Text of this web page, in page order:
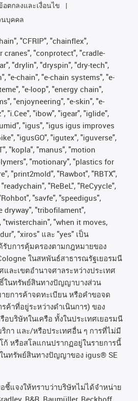
อตกลงและเงื่อนไข
นบุคคล
"CFRIP", "chainflex",
cranes", "conprotect", "cradle-
"drylin", "dryspin", "dry-tech",
"e-chain", "e-chain systems", "e-
"e-loop", "energy chain",
"enjoyneering", "e-skin", "e-
"i.Cee", "ibow", "igear", "iglide",
"igus", "igus igus improves
"igusGO", "igutex", "iguverse",
"kopla", "manus", "motion
"motionary", "plastics for
"print2mold", "Rawbot", "RBTX",
"ReBeL", "ReCyycle",
"savfe", "speedigus",
dryway", "tribofilament",
"twisterchain", "when it moves,
"xiros" และ "yes" เป็น
รับการคุ้มครองตามกฎหมายของ
ในสหพันธ์สาธารณรัฐเยอรมนี
และเขตอํานาจศาลระหว่างประเทศ
ในทรัพย์สินทางปัญญาบางส่วน
ายการค้าจดทะเบียน หรือคำขอจด
ค้าที่อยู่ระหว่างดำเนินการ) ของ
อบริษัทในเครือ ทั้งในประเทศเยอรมนี
กา และ/หรือประเทศอื่น ๆ การที่ไม่มี
ก้ หรือสโลแกนปรากฏอยู่ในรายการนี้
นทรัพย์สินทางปัญญาของ igus® SE
ชี้แจงให้ทราบว่าบริษัทไม่ได้จําหน่าย
B&R, Baumüller, Beckhoff,